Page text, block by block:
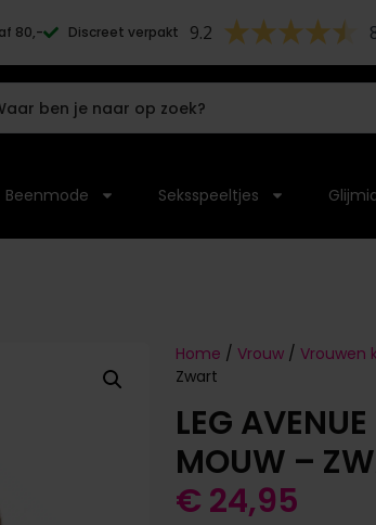
80,- Discreet verpakt 9.2
Beenmode Seksspeeltjes
Home / Vrouw/ Vrouwen
Zwart
LEG
MOUW –
€ 24,95